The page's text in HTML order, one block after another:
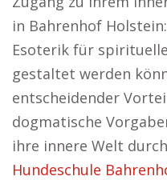
in Bahrenhof
Esoterik für
gestaltet werden
entscheidender
dogmatische
ihre innere Welt
Hundeschule